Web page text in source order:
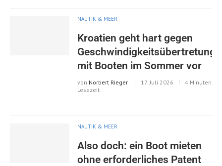
NAUTIK & MEER
Kroatien geht hart gegen
mit Booten im Sommer vor
von Norbert Rieger 17. Juli 2026
4 Minuten
Lesezeit
NAUTIK & MEER
Also doch: ein Boot mieten
ohne erforderliches Patent